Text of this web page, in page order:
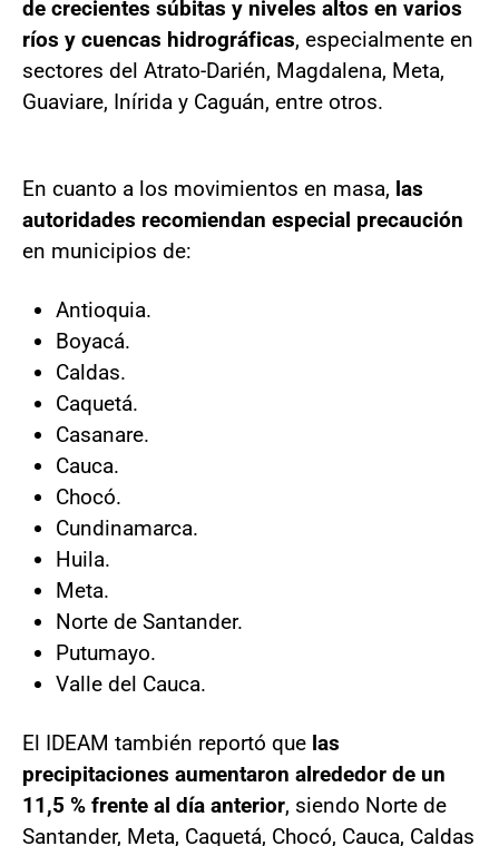
de crecientes súbitas y niveles altos en varios
ríos y cuencas hidrográficas, especialmente en
sectores del Atrato-Darién, Magdalena, Meta,
Guaviare, Inírida y Caguán, entre otros.
En cuanto a los movimientos en masa, las
autoridades recomiendan especial precaución
en municipios de:
Antioquia.
Boyacá.
Caldas.
Caquetá.
Casanare.
Cauca.
Chocó.
Cundinamarca.
Huila.
Meta.
Norte de Santander.
Putumayo.
Valle del Cauca.
El IDEAM también reportó que las
precipitaciones aumentaron alrededor de un
11,5 % frente al día anterior, siendo Norte de
Santander, Meta, Caquetá, Chocó, Cauca, Caldas